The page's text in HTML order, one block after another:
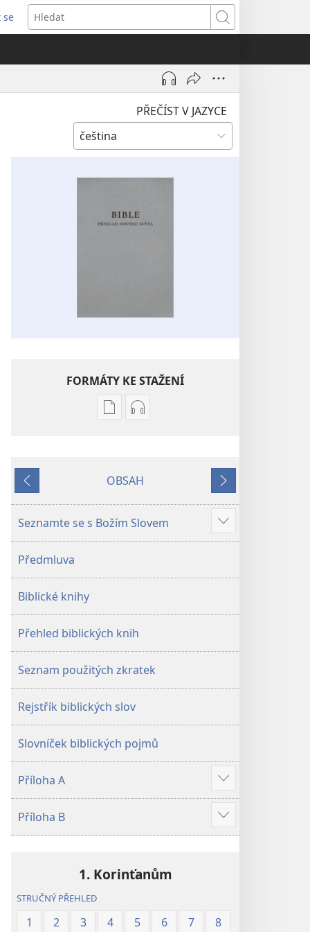
se
Hledat
PŘEČÍST V JAZYCE
FORMÁTY KE STAŽENÍ
Formáty
Bible –
nového
světa
Formáty
Bible –
nového
světa
Předchozí
OBSAH
Další
Seznamte se s Božím Slovem
Ukázat
více
Předmluva
Biblické knihy
Přehled biblických knih
Seznam použitých zkratek
Rejstřík biblických slov
Slovníček biblických pojmů
Příloha A
Ukázat
více
Příloha B
Ukázat
více
1. Korinťanům
STRUČNÝ PŘEHLED
1 2 3 4 5 6 7
8